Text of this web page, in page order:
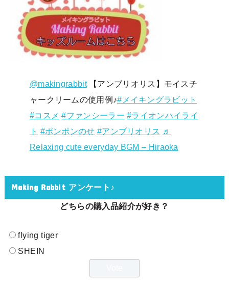
@makingrabbit【アンブリオリス】モイスチ
ャークリームの使用例♪#メイキングラビット
#コスメ #ファンシーラー #ライオンハイライ
ト #ポンポンのせ #アンブリオリス
♬
Relaxing cute everyday BGM – Hiraoka
Making Rabbit アンケート♪
どちらの購入品紹介が好き？
flying tiger
SHEIN